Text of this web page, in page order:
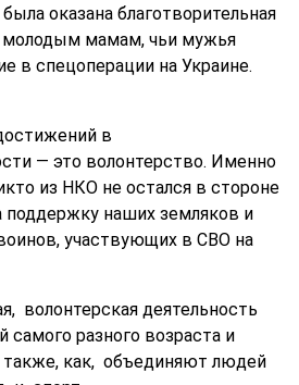
оказана благотворительная
молодым мамам, чьи мужья
в спецоперации на Украине.
в
— это волонтерство. Именно
из НКО не остался в стороне
поддержку наших земляков и
участвующих в СВО на
волонтерская деятельность
разного возраста и
также, как, объединяют людей